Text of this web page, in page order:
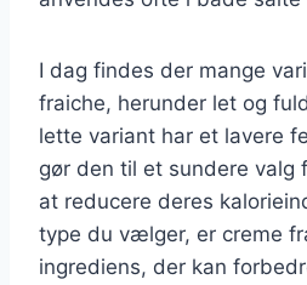
I dag findes der mange
fraiche, herunder let og
lette variant har et lavere
gør den til et sundere valg
at reducere deres
type du vælger, er creme
ingrediens, der kan